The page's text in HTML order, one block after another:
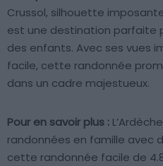
Crussol, silhouette
est une destination parfaite
des enfants. Avec ses vues
facile, cette randonnée
dans un cadre majestueux.
Pour en savoir plus :
randonnées en famille avec
cette randonnée facile de